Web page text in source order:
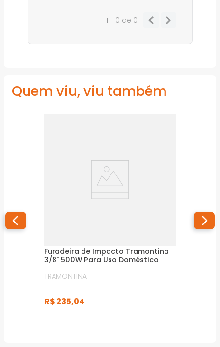
1 - 0 de 0
Quem viu, viu também
Furadeira de Impacto Tramontina
3/8" 500W Para Uso Doméstico
TRAMONTINA
R$ 235,04